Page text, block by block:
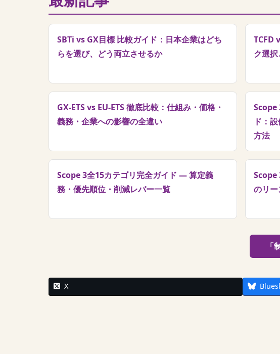
SBTi vs GX目標 比較ガイド：日本企業はどち
らを選び、どう両立させるか
TCFD
ク選
GX-ETS vs EU-ETS 徹底比較：仕組み・価格・
義務・企業への影響の全違い
Scope
ド：
方法
Scope 3全15カテゴリ完全ガイド — 算定義
務・優先順位・削減レバー一覧
Scope
のリ
X